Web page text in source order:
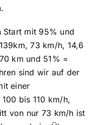
Start mit 95% und
73 km/h, 14,6
km und 51% =
sind wir auf der
einer
bis 110 km/h,
von nur 73 km/h ist